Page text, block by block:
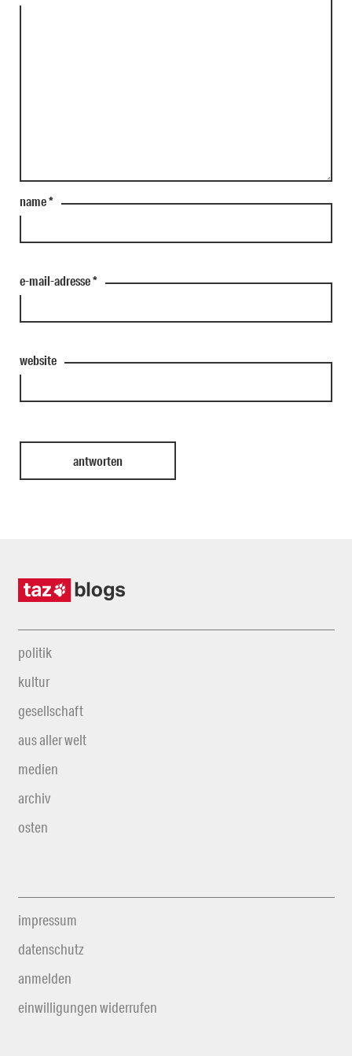
name*
e-mail-adresse*
website
politik
kultur
gesellschaft
aus aller welt
medien
archiv
osten
impressum
datenschutz
anmelden
einwilligungen widerrufen